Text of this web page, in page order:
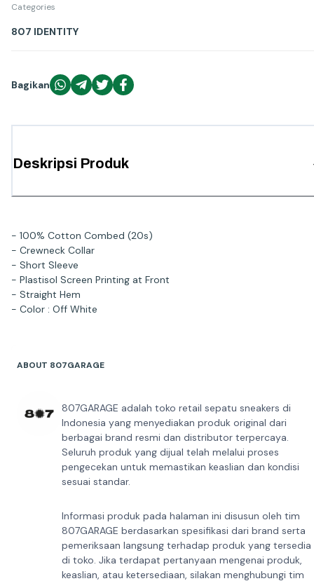
Categories
807 IDENTITY
Bagikan
Deskripsi Produk
- 100% Cotton Combed (20s)
- Crewneck Collar
- Short Sleeve
- Plastisol Screen Printing at Front
- Straight Hem
- Color : Off White
ABOUT 807GARAGE
807GARAGE adalah toko retail sepatu sneakers di
Indonesia yang menyediakan produk original dari
berbagai brand resmi dan distributor terpercaya.
Seluruh produk yang dijual telah melalui proses
pengecekan untuk memastikan keaslian dan kondisi
sesuai standar.
Informasi produk pada halaman ini disusun oleh tim
807GARAGE berdasarkan spesifikasi dari brand serta
pemeriksaan langsung terhadap produk yang tersedia
di toko. Jika terdapat pertanyaan mengenai produk,
keaslian, atau ketersediaan, silakan menghubungi tim